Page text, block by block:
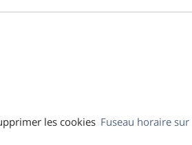
Fuseau horaire sur
les cookies